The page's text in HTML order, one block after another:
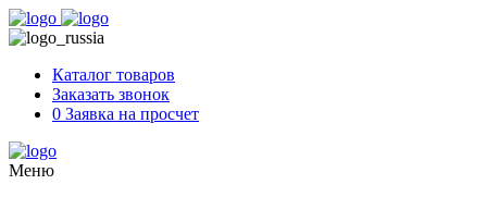
Skip
to
Каталог товаров
Заказать звонок
0 Заявка на просчет
Меню